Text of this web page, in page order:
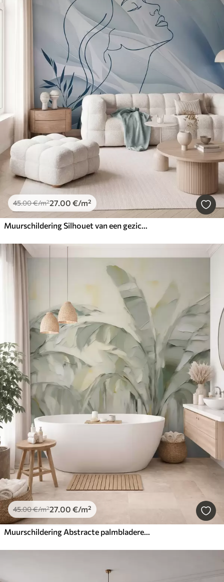
45.00€/m²27.00 €/m²
Muurschildering Silhouet van een gezicht tegen een abstracte achtergrond
45.00€/m²27.00 €/m²
Muurschildering Abstracte palmbladeren, schilderijimitatie